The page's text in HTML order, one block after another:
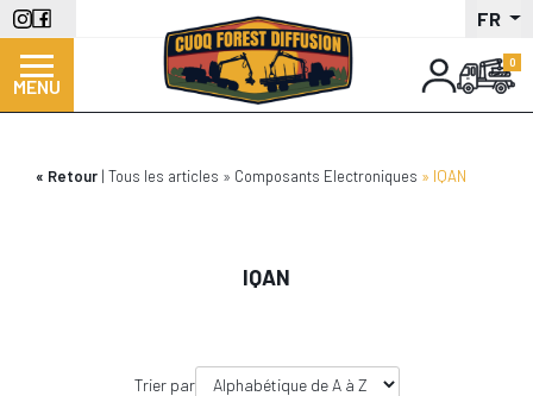
Aller
au
contenu
principal
FR
MENU
Retour Tous les articles Composants Electroniques IQAN
IQAN
Trier par